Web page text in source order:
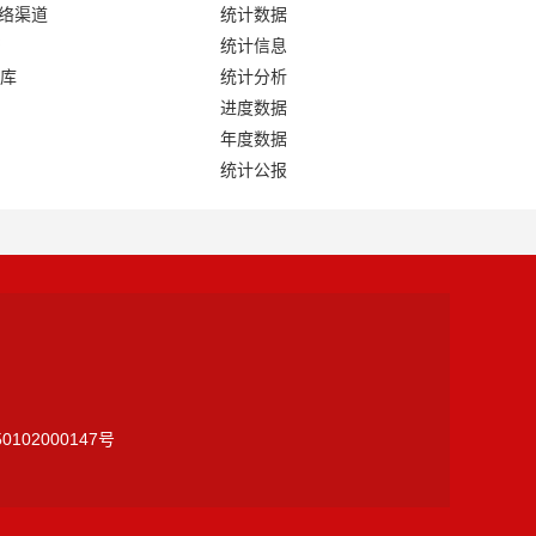
渠道
统计数据
统计信息
统计分析
进度数据
年度数据
统计公报
号